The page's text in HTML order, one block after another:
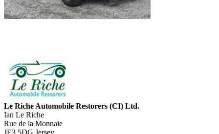
Le Riche Automobile Restorers (CI) Ltd.
Ian Le Riche
Rue de la Monnaie
JE3 5DG Jersey